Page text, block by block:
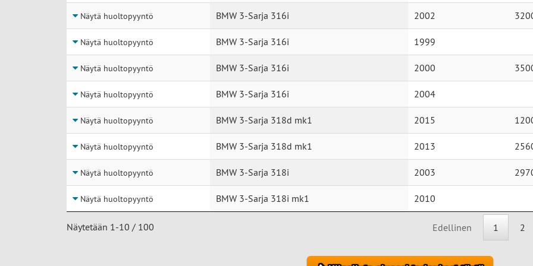
Näytä huoltopyyntö BMW 3-Sarja 316i 2002
Näytä huoltopyyntö BMW 3-Sarja 316i 1999
Näytä huoltopyyntö BMW 3-Sarja 316i 2000
Näytä huoltopyyntö BMW 3-Sarja 316i 2004
Näytä huoltopyyntö BMW 3-Sarja 318d mk1 2015
Näytä huoltopyyntö BMW 3-Sarja 318d mk1 2013
Näytä huoltopyyntö BMW 3-Sarja 318i 2003
Näytä huoltopyyntö BMW 3-Sarja 318i mk1 2010
Näytetään 1-10 / 100 Edellinen 1 2